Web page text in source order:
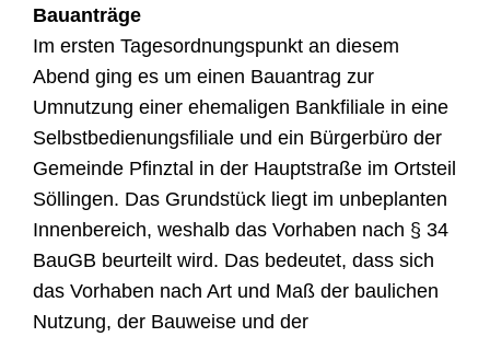
Bauanträge
Im ersten Tagesordnungspunkt an diesem
Abend ging es um einen Bauantrag zur
Umnutzung einer ehemaligen Bankfiliale in eine
Selbstbedienungsfiliale und ein Bürgerbüro der
Gemeinde Pfinztal in der Hauptstraße im Ortsteil
Söllingen. Das Grundstück liegt im unbeplanten
Innenbereich, weshalb das Vorhaben nach § 34
BauGB beurteilt wird. Das bedeutet, dass sich
das Vorhaben nach Art und Maß der baulichen
Nutzung, der Bauweise und der